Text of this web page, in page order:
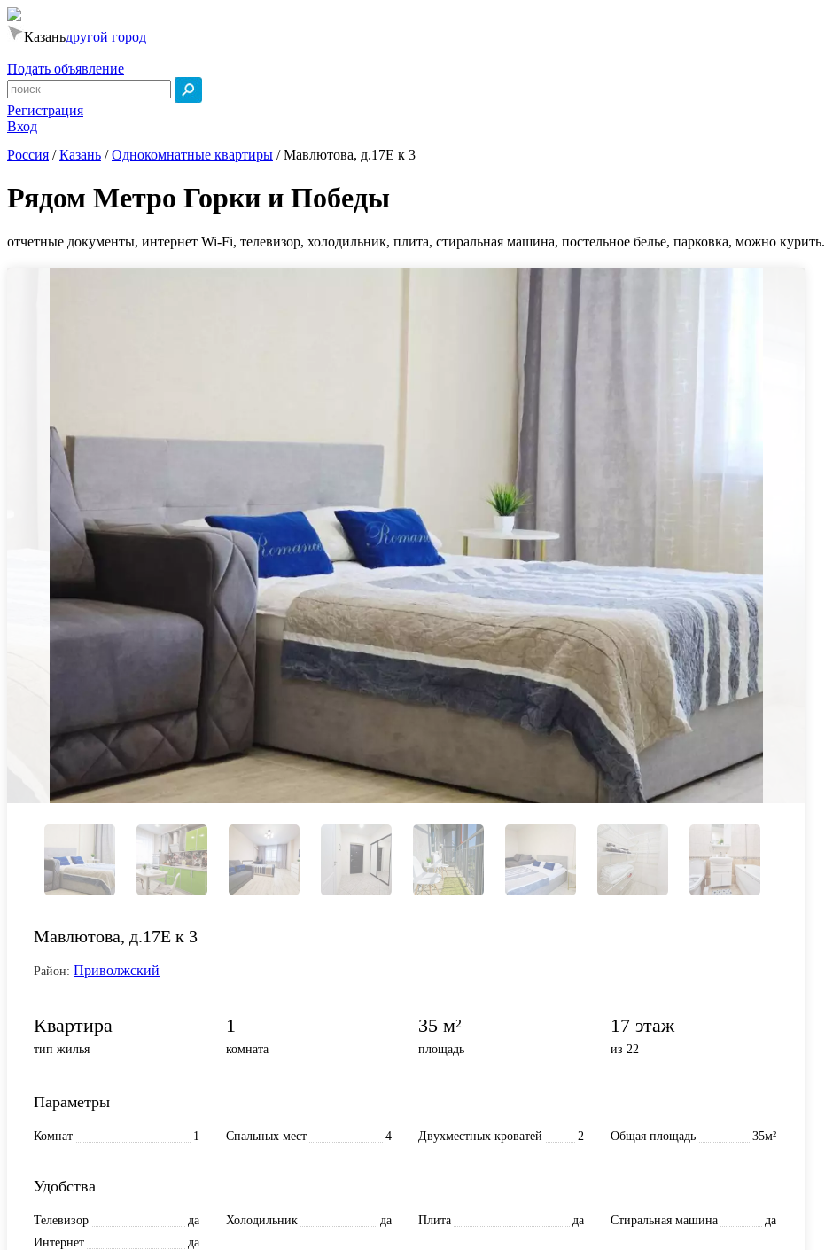
Казаньдругой город
Подать объявление
Регистрация
Вход
Россия /Казань /Однокомнатные квартиры /Мавлютова, д.17Е к 3
Рядом Метро Горки и Победы
отчетные документы, интернет Wi-Fi, телевизор, холодильник, плита, стиральная машина, постельное белье, парковка, можно курить.
Мавлютова, д.17Е к 3
Район: Приволжский
Квартира
тип жилья
1
комната
35 м²
площадь
17 этаж
из 22
Параметры
Комнат 1 Спальных мест 4 Двухместных кроватей 2 Общая площадь 35м²
Удобства
Телевизор да Холодильник да Плита да Стиральная машина
да
Интернет
да